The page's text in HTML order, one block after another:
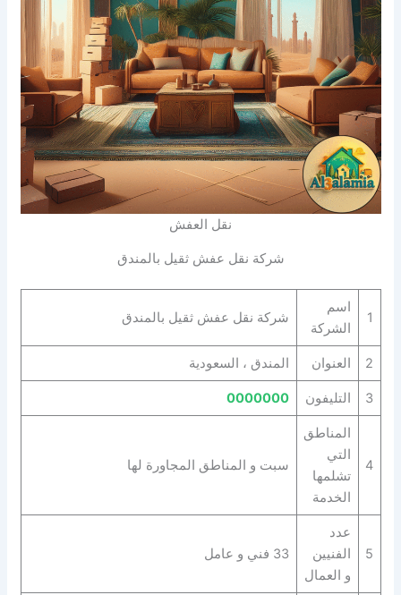
نقل العفش
شركة نقل عفش ثقيل بالمندق
1
اسم
الشركة
شركة نقل عفش ثقيل بالمندق
2 العنوان المندق ، السعودية
3 التليفون 0000000
4
المناطق
التي
تشلمها
الخدمة
سبت و المناطق المجاورة لها
5
عدد
الفنيين
و العمال
33 فني و عامل